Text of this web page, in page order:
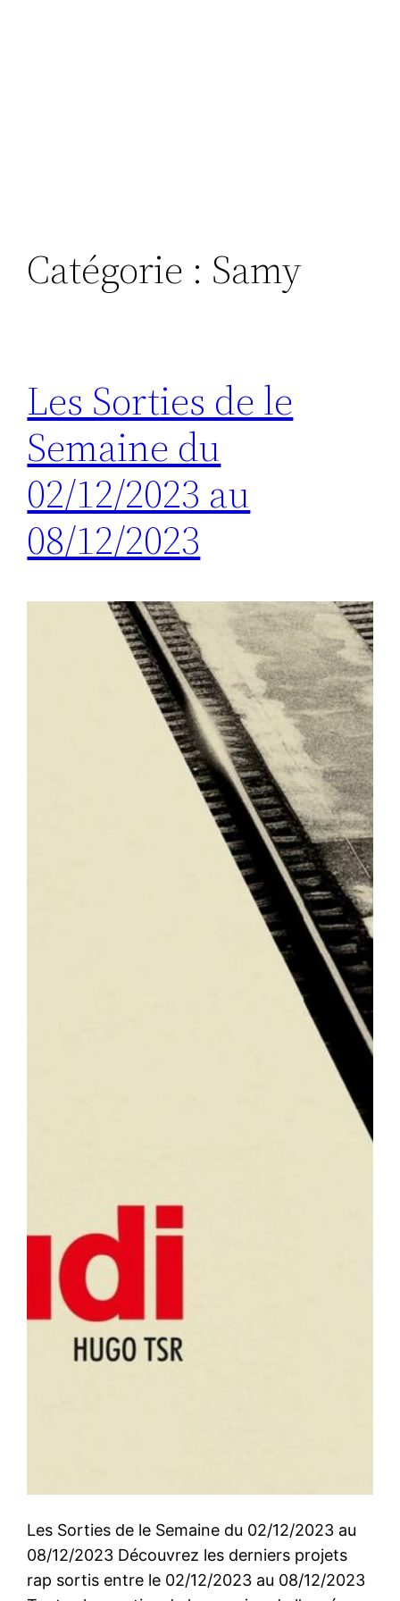
Catégorie : Samy
Les Sorties de le
Semaine du
02/12/2023 au
08/12/2023
Les Sorties de le Semaine du 02/12/2023 au
08/12/2023 Découvrez les derniers projets
rap sortis entre le 02/12/2023 au 08/12/2023